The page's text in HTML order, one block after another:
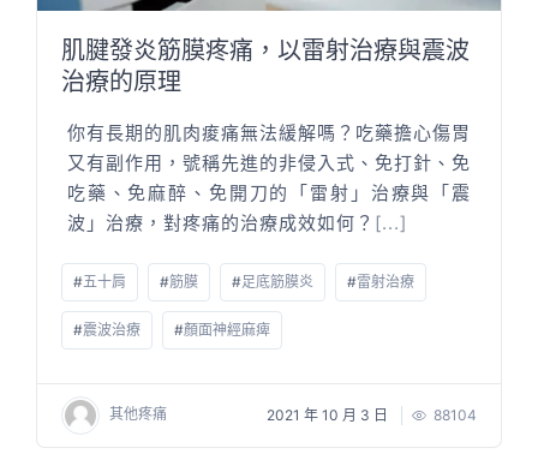
肌腱發炎筋膜疼痛，以雷射治療與震波
治療的原理
你有長期的肌肉痠痛無法緩解嗎？吃藥擔心傷胃
又有副作用，號稱先進的非侵入式、免打針、免
吃藥、免麻醉、免開刀的「雷射」治療與「震
波」治療，對疼痛的治療成效如何？ [...]
#五十肩 #筋膜 #足底筋膜炎 #雷射治療
#震波治療 #顏面神經麻痺
其他疼痛 2021 年 10 月 3 日 88104